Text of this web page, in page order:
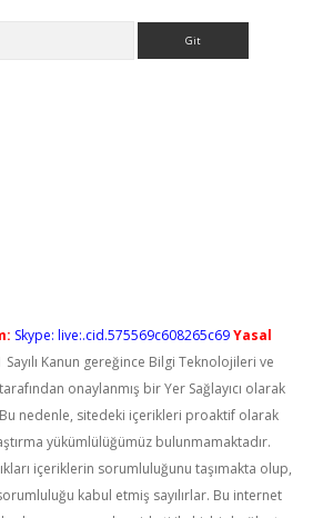
Skype: live:.cid.575569c608265c69Yasal
Sayılı Kanun gereğince Bilgi Teknolojileri ve
onaylanmış bir Yer Sağlayıcı olarak
nedenle, sitedeki içerikleri proaktif olarak
yükümlülüğümüz bulunmamaktadır.
içeriklerin sorumluluğunu taşımakta olup,
kabul etmiş sayılırlar. Bu internet